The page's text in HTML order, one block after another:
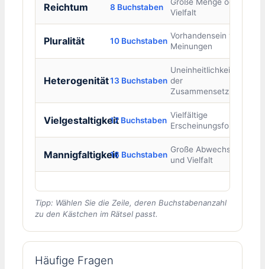
Reichtum 8 Buchstaben
Vielfalt
Pluralität 10 Buchstaben
Vorhandensein vieler
Meinungen
Heterogenität13 Buchstaben
Uneinheitlichkeit in
der
Zusammensetzung
Vielgestaltigkeit17 Buchstaben
Vielfältige
Erscheinungsformen
Mannigfaltigkeit16 Buchstaben
Große Abwechslung
und Vielfalt
Tipp: Wählen Sie die Zeile, deren Buchstabenanzahl
zu den Kästchen im Rätsel passt.
Häufige Fragen